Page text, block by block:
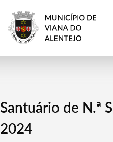
Santuário de N.ª
2024